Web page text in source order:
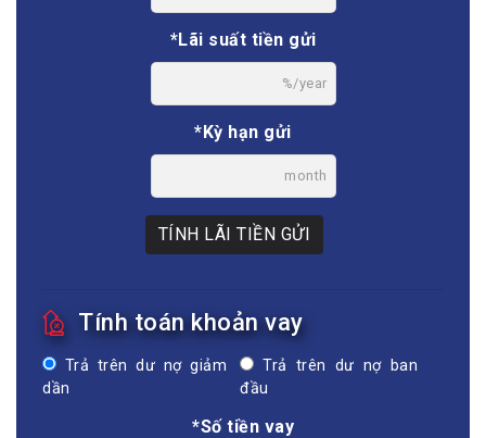
*Lãi suất tiền gửi
%/year
*Kỳ hạn gửi
month
TÍNH LÃI TIỀN GỬI
Tính toán khoản vay
Trả trên dư nợ giảm
dần
Trả trên dư nợ ban
đầu
*Số tiền vay